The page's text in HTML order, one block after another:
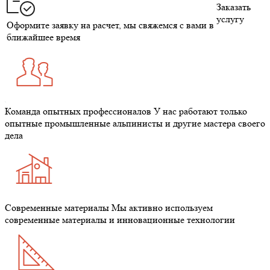
Оформите заявку на расчет, мы свяжемся с вами в
ближайшее время
Заказать
услугу
Команда опытных профессионалов У нас работают только
опытные промышленные альпинисты и другие мастера своего
дела
Современные материалы Мы активно используем
современные материалы и инновационные технологии